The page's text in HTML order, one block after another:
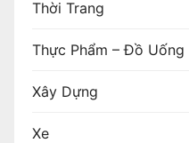
Thời Trang
Thực Phẩm – Đồ Uống
Xây Dựng
Xe